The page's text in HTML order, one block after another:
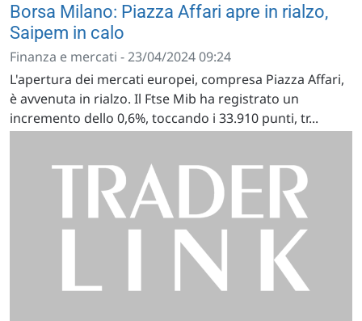
Borsa Milano: Piazza Affari apre in rialzo,
Saipem in calo
Finanza e mercati - 23/04/2024 09:24
L'apertura dei mercati europei, compresa Piazza Affari,
è avvenuta in rialzo. Il Ftse Mib ha registrato un
incremento dello 0,6%, toccando i 33.910 punti, tr...